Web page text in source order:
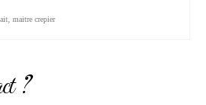
maitre crepier
?